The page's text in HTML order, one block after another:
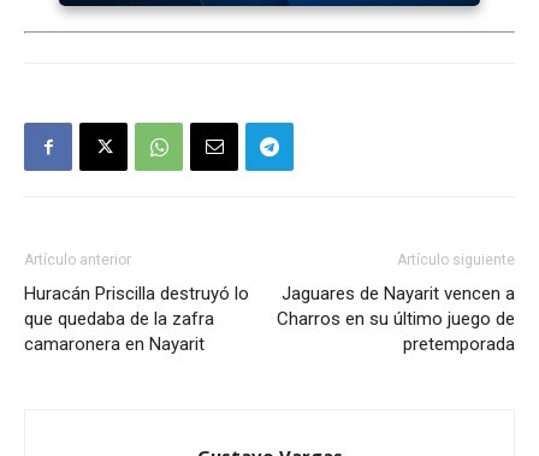
Artículo anterior
Huracán Priscilla destruyó lo
que quedaba de la zafra
camaronera en Nayarit
Artículo siguiente
Jaguares de Nayarit vencen a
Charros en su último juego de
pretemporada